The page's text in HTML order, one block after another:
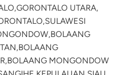
GORONTALO UTARA,
SULAWESI
BOLAANG
BOLAANG
BOLAANG MONGONDOW